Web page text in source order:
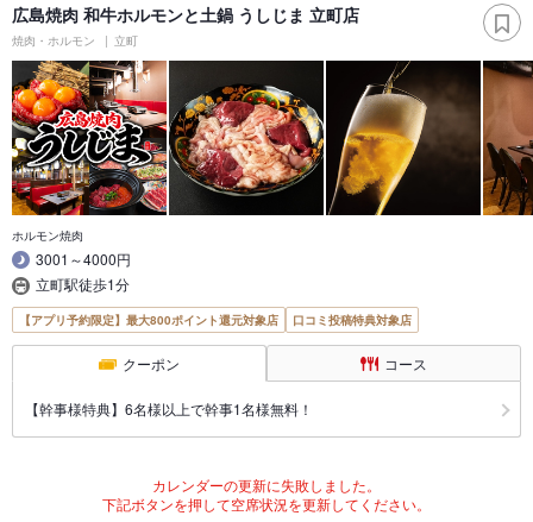
広島焼肉 和牛ホルモンと土鍋 うしじま 立町店
焼肉・ホルモン 立町
ホルモン焼肉
3001～4000円
立町駅徒歩1分
【アプリ予約限定】最大800ポイント還元対象店 口コミ投稿特典対象店
クーポン コース
【幹事様特典】6名様以上で幹事1名様無料！
カレンダーの更新に失敗しました。
下記ボタンを押して空席状況を更新してください。